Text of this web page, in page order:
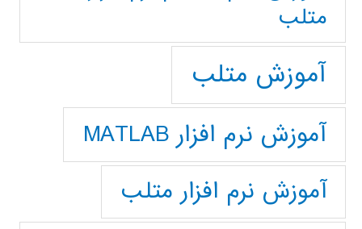
متلب
آموزش متلب
آموزش نرم افزار MATLAB
آموزش نرم افزار متلب